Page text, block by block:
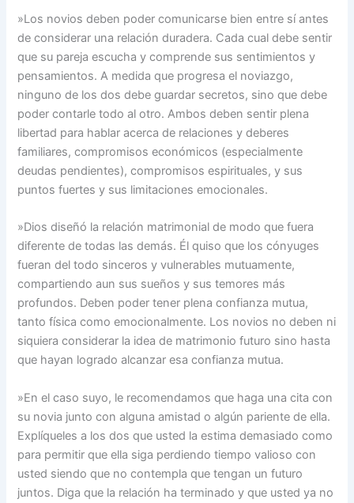
»Los novios deben poder comunicarse bien entre sí antes
de considerar una relación duradera. Cada cual debe sentir
que su pareja escucha y comprende sus sentimientos y
pensamientos. A medida que progresa el noviazgo,
ninguno de los dos debe guardar secretos, sino que debe
poder contarle todo al otro. Ambos deben sentir plena
libertad para hablar acerca de relaciones y deberes
familiares, compromisos económicos (especialmente
deudas pendientes), compromisos espirituales, y sus
puntos fuertes y sus limitaciones emocionales.
»Dios diseñó la relación matrimonial de modo que fuera
diferente de todas las demás. Él quiso que los cónyuges
fueran del todo sinceros y vulnerables mutuamente,
compartiendo aun sus sueños y sus temores más
profundos. Deben poder tener plena confianza mutua,
tanto física como emocionalmente. Los novios no deben ni
siquiera considerar la idea de matrimonio futuro sino hasta
que hayan logrado alcanzar esa confianza mutua.
»En el caso suyo, le recomendamos que haga una cita con
su novia junto con alguna amistad o algún pariente de ella.
Explíqueles a los dos que usted la estima demasiado como
para permitir que ella siga perdiendo tiempo valioso con
usted siendo que no contempla que tengan un futuro
juntos. Diga que la relación ha terminado y que usted ya no